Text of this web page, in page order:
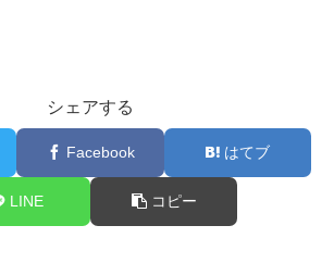
シェアする
Facebook はてブ
LINE コピー